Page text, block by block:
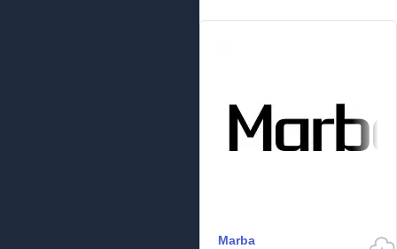
Marba